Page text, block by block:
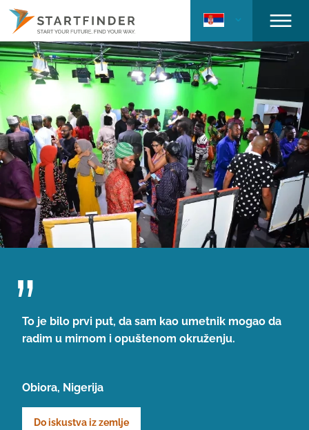
To je bilo prvi put, da sam kao umetnik mogao da
radim u mirnom i opuštenom okruženju.
Obiora, Nigerija
Do iskustva iz zemlje